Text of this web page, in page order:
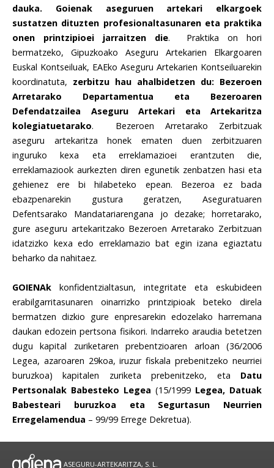
dauka. Goienak aseguruen artekari elkargoek
sustatzen dituzten profesionaltasunaren eta praktika
onen printzipioei jarraitzen die. Praktika on hori
bermatzeko, Gipuzkoako Aseguru Artekarien Elkargoaren
Euskal Kontseiluak, EAEko Aseguru Artekarien Kontseiluarekin
koordinatuta, zerbitzu hau ahalbidetzen du: Bezeroen
Arretarako Departamentua eta Bezeroaren
Defendatzailea Aseguru Artekari eta Artekaritza
kolegiatuetarako. Bezeroen Arretarako Zerbitzuak
aseguru artekaritza honek ematen duen zerbitzuaren
inguruko kexa eta erreklamazioei erantzuten die,
erreklamaziook aurkezten diren egunetik zenbatzen hasi eta
gehienez ere bi hilabeteko epean. Bezeroa ez bada
ebazpenarekin gustura geratzen, Aseguratuaren
Defentsarako Mandatariarengana jo dezake; horretarako,
gure aseguru artekaritzako Bezeroen Arretarako Zerbitzuan
idatzizko kexa edo erreklamazio bat egin izana egiaztatu
beharko da nahitaez.
GOIENAk konfidentzialtasun, integritate eta eskubideen
erabilgarritasunaren oinarrizko printzipioak beteko direla
bermatzen dizkio gure enpresarekin edozelako harremana
daukan edozein pertsona fisikori. Indarreko araudia betetzen
dugu kapital zuriketaren prebentzioaren arloan (36/2006
Legea, azaroaren 29koa, iruzur fiskala prebenitzeko neurriei
buruzkoa) kapitalen zuriketa prebenitzeko, eta Datu
Pertsonalak Babesteko Legea (15/1999 Legea, Datuak
Babesteari buruzkoa eta Segurtasun Neurrien
Erregelamendua – 99/99 Errege Dekretua).
ASEGURU-ARTEKARITZA, S. L.